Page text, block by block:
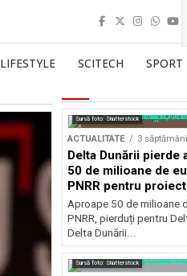
LIFESTYLE SCITECH SPORT
Sursă foto: Shutterstock
ACTUALITATE 3
Delta Dunării pierde
50 de milioane de
PNRR pentru
esențiale
Aproape 50 de milioane
PNRR, pierduți pentru
Delta Dunării...
Sursă foto: Shutterstock